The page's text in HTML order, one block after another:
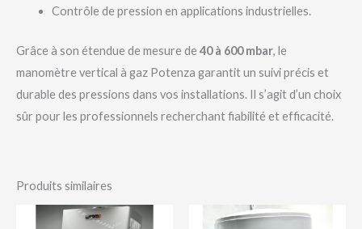
Contrôle de pression en applications industrielles.
Grâce à son étendue de mesure de 40 à 600 mbar, le
manomètre vertical à gaz Potenza garantit un suivi précis et
durable des pressions dans vos installations. Il s’agit d’un choix
sûr pour les professionnels recherchant fiabilité et efficacité.
Produits similaires
Plage